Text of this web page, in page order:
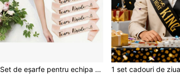
Set de eșarfe pentru echipa miresei 1 buc./11 buc. – 1 eșarfă albă pentru mireasă și 10 eșarfe roz pentru echipă, accesorii pentru petrecere de pre-nuntă, cu text sclipitor roz auriu, eșarfă de pre-nuntă și eșarfă pentru domnișoară de onoare, petrecere de nuntă pentru femei